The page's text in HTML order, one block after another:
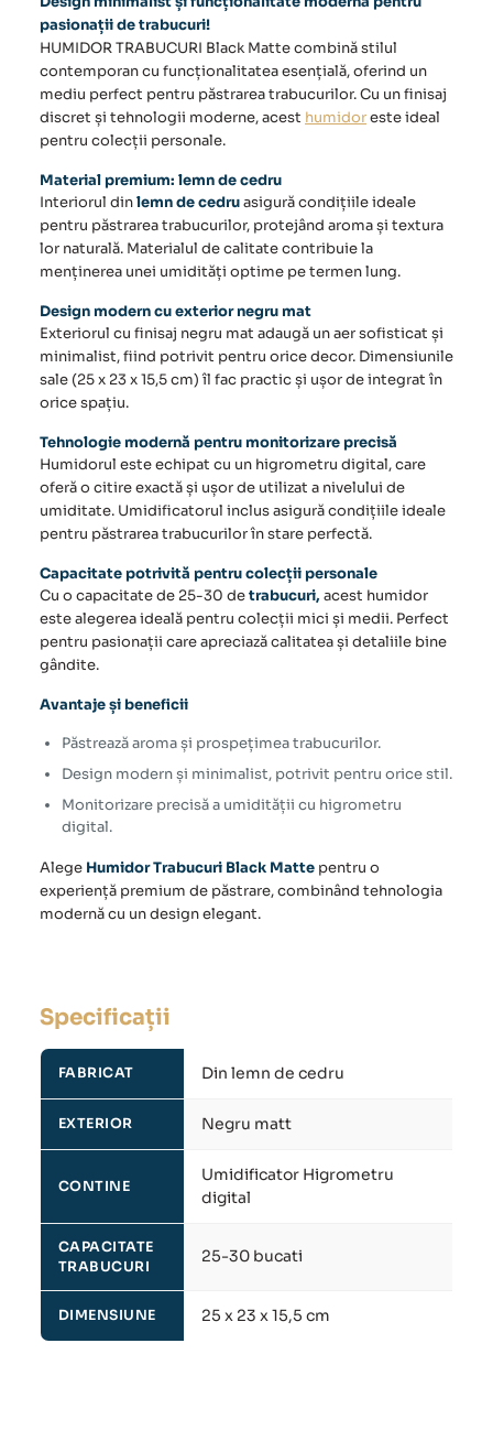
pasionații de trabucuri!
HUMIDOR TRABUCURI Black Matte combină stilul
contemporan cu funcționalitatea esențială, oferind un
mediu perfect pentru păstrarea trabucurilor. Cu un finisaj
discret și tehnologii moderne, acest humidoreste ideal
pentru colecții personale.
Material premium: lemn de cedru
Interiorul dinlemn de cedruasigură condițiile ideale
pentru păstrarea trabucurilor, protejând aroma și textura
lor naturală. Materialul de calitate contribuie la
menținerea unei umidități optime pe termen lung.
Design modern cu exterior negru mat
Exteriorul cu finisaj negru mat adaugă un aer sofisticat și
minimalist, fiind potrivit pentru orice decor. Dimensiunile
sale (25 x 23 x 15,5 cm) îl fac practic și ușor de integrat în
orice spațiu.
Tehnologie modernă pentru monitorizare precisă
Humidorul este echipat cu un higrometru digital, care
oferă o citire exactă și ușor de utilizat a nivelului de
umiditate. Umidificatorul inclus asigură condițiile ideale
pentru păstrareatrabucurilorîn stare perfectă.
Capacitate potrivită pentru colecții personale
Cu o capacitate de 25-30 detrabucuri, acest humidor
este alegerea ideală pentru colecții mici și medii. Perfect
pentru pasionații care apreciază calitatea și detaliile bine
gândite.
Avantaje și beneficii
Păstrează aroma și prospețimea trabucurilor.
Design modern și minimalist, potrivit pentru orice stil.
Monitorizare precisă a umidității cu higrometru
digital.
Alege Humidor Trabucuri Black Matte pentru o
experiență premium de păstrare, combinând tehnologia
modernă cu un design elegant.
Specificații
FABRICAT Din lemn de cedru
EXTERIOR Negru matt
CONTINE
Umidificator Higrometru
digital
CAPACITATE
TRABUCURI
25-30 bucati
DIMENSIUNE 25 x 23 x 15,5 cm